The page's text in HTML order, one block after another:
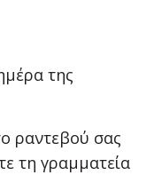
της
ραντεβού σας
τη γραμματεία